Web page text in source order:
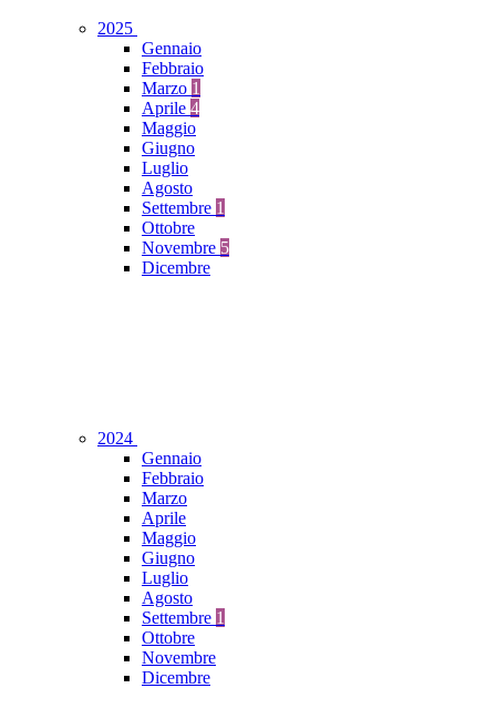
2025
Gennaio
Febbraio
Marzo 1
Aprile 4
Maggio
Giugno
Luglio
Agosto
Settembre 1
Ottobre
Novembre 5
Dicembre
2024
Gennaio
Febbraio
Marzo
Aprile
Maggio
Giugno
Luglio
Agosto
Settembre 1
Ottobre
Novembre
Dicembre